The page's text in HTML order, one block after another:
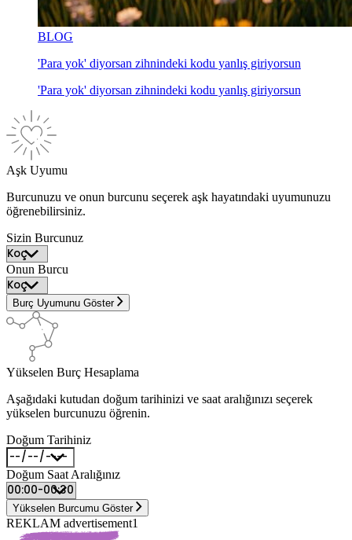
BLOG
'Para yok' diyorsan zihnindeki kodu yanlış giriyorsun
'Para yok' diyorsan zihnindeki kodu yanlış giriyorsun
Aşk Uyumu
Burcunuzu ve onun burcunu seçerek aşk hayatındaki uyumunuzu
öğrenebilirsiniz.
Sizin Burcunuz
Onun Burcu
Burç Uyumunu Göster
Yükselen Burç Hesaplama
Aşağıdaki kutudan doğum tarihinizi ve saat aralığınızı seçerek
yükselen burcunuzu öğrenin.
Doğum Tarihiniz
Doğum Saat Aralığınız
Yükselen Burcumu Göster
REKLAM advertisement1